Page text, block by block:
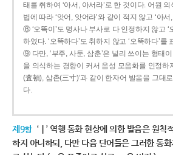
태를 취하여 ‘아서, 아서라’로 한 것이다. 어원
법에 따라 ‘앗어, 앗어라’와 같이 적지 않고 ‘아
⑧ ‘오똑이’도 명사나 부사로 다 인정하지 않고 ‘
하였다. ‘오똑하다’도 취하지 않고 ‘오뚝하다’를
⑨ 다만, ‘부주, 사둔, 삼춘’은 널리 쓰이는 형태
을 의식하는 경향이 커서 음성 모음화를 인정하
(査頓), 삼촌(三寸)’과 같이 한자어 발음을 그대
다.
제9항 ‘ㅣ’ 역행 동화 현상에 의한 발음은 원칙
하지 아니하되, 다만 다음 단어들은 그러한 동